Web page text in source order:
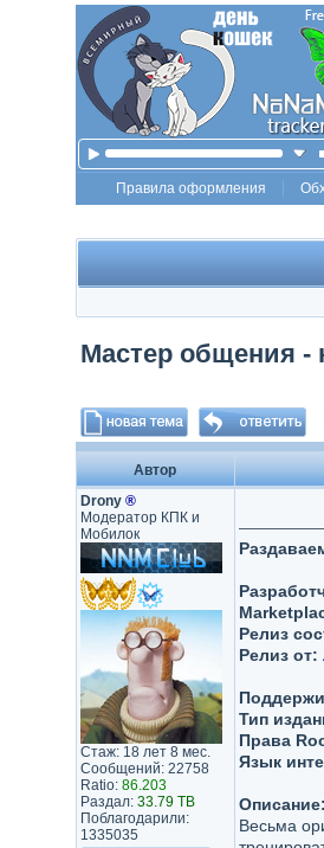
Правила оформления
Мастер общения -
Автор
Drony ®
Модератор КПК и
Мобилок
Стаж: 18 лет 8 мес.
Сообщений: 22758
Ratio: 86.203
Раздал: 33.79 TB
Поблагодарили:
1335035
Релиз
Релиз от:
Тип
Права
Язык
Описание:
Весьма